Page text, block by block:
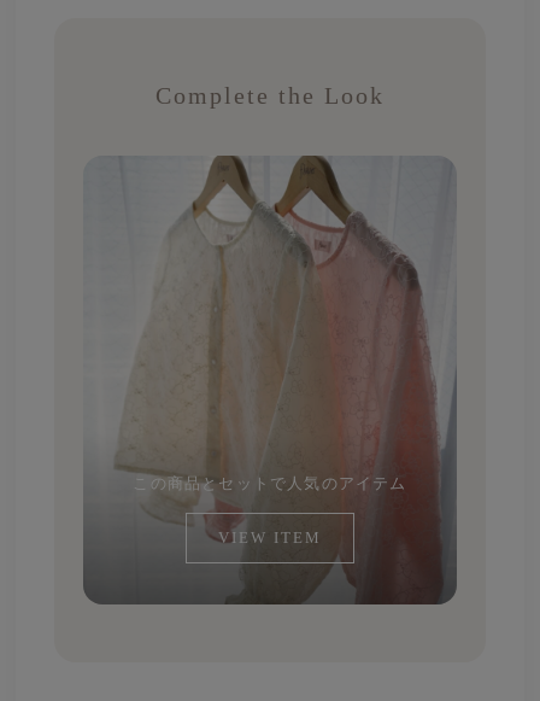
Complete the Look
この商品とセットで人気のアイテム
VIEW ITEM